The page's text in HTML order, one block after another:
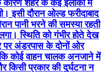
के कारण शहर के कई इलाकों में
इसी दौरान ओल्ड फरीदाबाद
पानी भरने की समस्या रहती
स्थिति को गंभीर होते देख
पर अंडरपास के दोनों ओर
कोई वाहन चालक अनजाने में
प्रकार की दुर्घटना न